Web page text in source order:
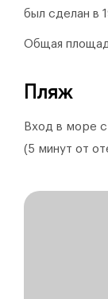
был сделан в
Общая
Пляж
Вход в море с
(5 минут от